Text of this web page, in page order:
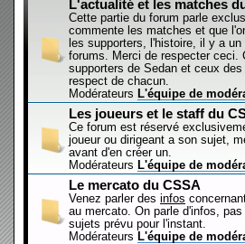
L'actualité et les matches
Cette partie du forum parle
commente les matches et que
les supporters, l'histoire, il y a
forums. Merci de respecter ceci.
supporters de Sedan et ceux
respect de chacun.
Modérateurs L'équipe de
Les joueurs et le staff du
Ce forum est réservé
joueur ou dirigeant a son sujet,
avant d'en créer un.
Modérateurs L'équipe de
Le mercato du CSSA
Venez parler des infos
au mercato. On parle d'infos,
sujets prévu pour l'instant.
Modérateurs L'équipe de